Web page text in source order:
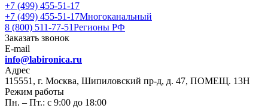
+7 (499) 455-51-17
+7 (499) 455-51-17Многоканальный
8 (800) 511-77-51Регионы РФ
Заказать звонок
E-mail
info@labironica.ru
Адрес
115551, г. Москва, Шипиловский пр-д, д. 47, ПОМЕЩ. 13Н
Режим работы
Пн. – Пт.: с 9:00 до 18:00